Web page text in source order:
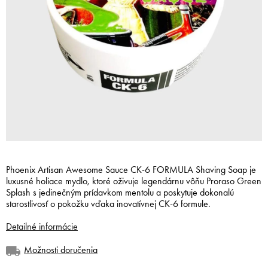
Možnosti doručenia
Phoenix Artisan Awesome Sauce CK-6 FORMULA Shaving Soap je
luxusné holiace mydlo, ktoré oživuje legendárnu vôňu Proraso Green
Splash s jedinečným prídavkom mentolu a poskytuje dokonalú
starostlivosť o pokožku vďaka inovatívnej CK-6 formule.
Detailné informácie